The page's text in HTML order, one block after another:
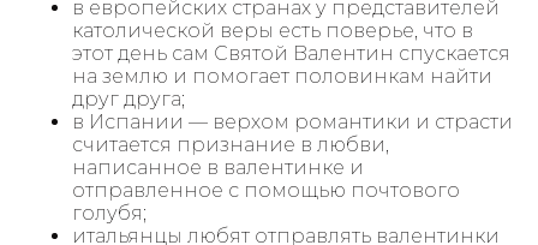
в европейских странах у представителей
католической веры есть поверье, что в
этот день сам Святой Валентин спускается
на землю и помогает половинкам найти
друг друга;
в Испании — верхом романтики и страсти
считается признание в любви,
написанное в валентинке и
отправленное с помощью почтового
голубя;
итальянцы любят отправлять валентинки